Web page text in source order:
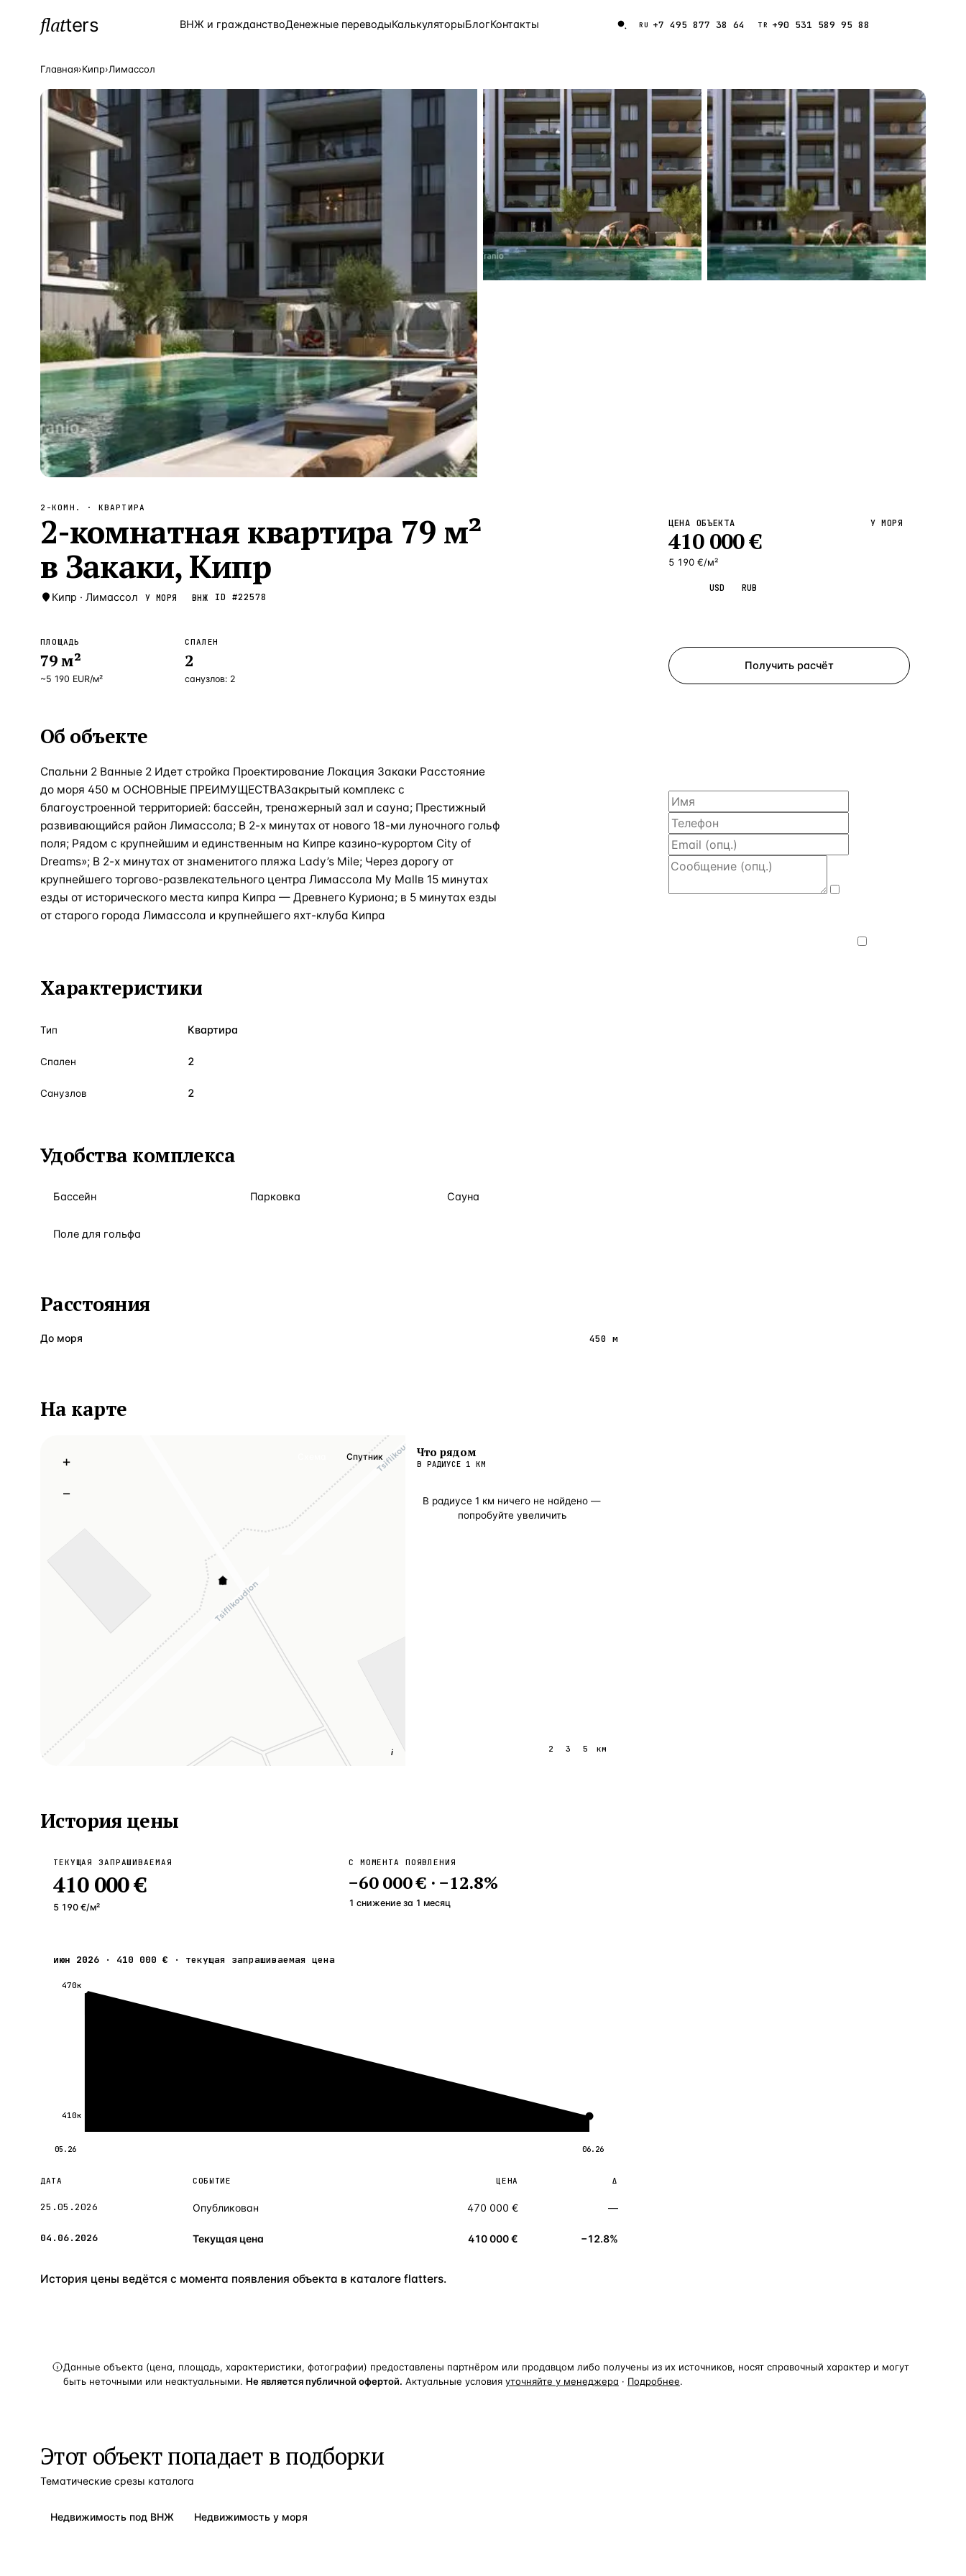
flatters ВНЖ и гражданствоДенежные переводыКалькуляторыБлогКонтакты RU +7 495 877 38 64 TR +90 531 589 95 88
ПОПУЛЯРНЫЕ НАПРАВЛЕНИЯ
—Страна
Страна 8 554 объекта
Испания —Страна 5 430 объектов
Кипр —Страна
Таиланд — Страна
Греция —Страна 2 797 объектов
Локация Россия · 3 920
Алания —Локация Турция · 2 556
Бангкок —Локация Таиланд · 2 172
Новороссийск —Локация Россия · 2 106
Стамбул —Локация Турция · 2 092
Анталия —Локация Турция · 1 810
ЧАСТО ИЩУТ
Турция Россия Испания Кипр
Таиланд
Греция
Главная›Кипр›Лимассол
2-КОМН. · КВАРТИРА
2-комнатная квартира 79 м²
в Закаки, Кипр
Кипр · Лимассол У МОРЯ ВНЖ ID #22578
ПЛОЩАДЬ
79м²
~5 190 EUR/м²
СПАЛЕН
2
санузлов: 2
Об объекте
Спальни 2 Ванные 2 Идет стройка Проектирование Локация Закаки Расстояние
до моря 450 м ОСНОВНЫЕ ПРЕИМУЩЕСТВАЗакрытый комплекс с
благоустроенной территорией: бассейн, тренажерный зал и сауна; Престижный
развивающийся район Лимассола; В 2-х минутах от нового 18-ми луночного гольф
поля; Рядом с крупнейшим и единственным на Кипре казино-курортом City of
Dreams»; В 2-х минутах от знаменитого пляжа Lady’s Mile; Через дорогу от
крупнейшего торгово-развлекательного центра Лимассола My Mallв 15 минутах
езды от исторического места кипра Кипра — Древнего Куриона; в 5 минутах езды
от старого города Лимассола и крупнейшего яхт-клуба Кипра
Характеристики
Тип Квартира
Спален 2
Санузлов 2
Удобства комплекса
Бассейн Парковка Сауна
Поле для гольфа
Расстояния
До моря 450 м
На карте
i
+
−
Спутник Что рядом
В РАДИУСЕ 1 КМ
В радиусе 1 км ничего не найдено —
попробуйте увеличить
2 3 5 км
История цены
ТЕКУЩАЯ ЗАПРАШИВАЕМАЯ
410 000 €
5 190 €/м²
С МОМЕНТА ПОЯВЛЕНИЯ
−60 000 €· −12.8%
1 снижение за 1 месяц
июн 2026 · 410 000 € · текущая запрашиваемая цена
470к
410к
05.26 06.26
ДАТА СОБЫТИЕ ЦЕНА Δ
25.05.2026 Опубликован 470 000 € —
04.06.2026 Текущая цена 410 000 € −12.8%
История цены ведётся с момента появления объекта в каталоге flatters.
ЦЕНА ОБЪЕКТА
410 000€
5 190 €/м²
У МОРЯ
USD RUB
Получить расчёт
Данные объекта (цена, площадь, характеристики, фотографии) предоставлены партнёром или продавцом либо получены из их источников, носят справочный характер и могут
быть неточными или неактуальными. Не является публичной офертой. Актуальные условия уточняйте у менеджера · Подробнее.
Этот объект попадает в подборки
Тематические срезы каталога
Недвижимость под ВНЖ Недвижимость у моря